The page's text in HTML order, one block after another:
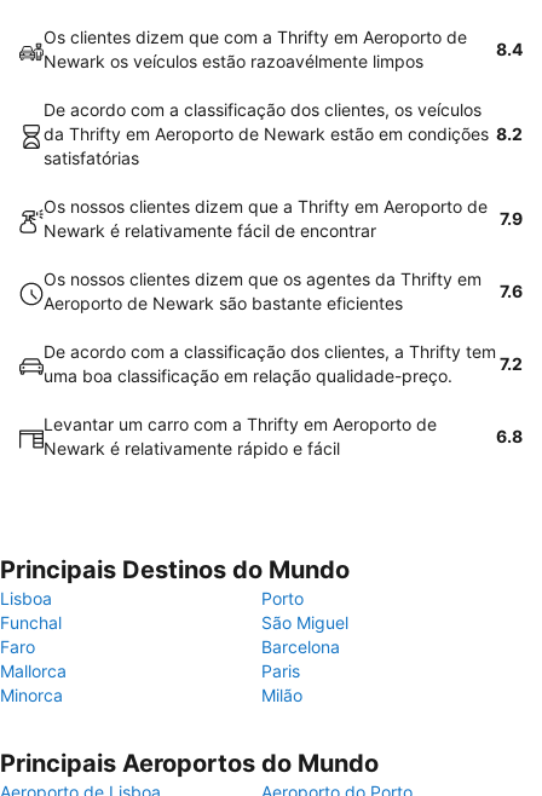
Os clientes dizem que com a Thrifty em Aeroporto de
Newark os veículos estão razoavélmente limpos
8.4
De acordo com a classificação dos clientes, os veículos
da Thrifty em Aeroporto de Newark estão em condições
satisfatórias
8.2
Os nossos clientes dizem que a Thrifty em Aeroporto de
Newark é relativamente fácil de encontrar
7.9
Os nossos clientes dizem que os agentes da Thrifty em
Aeroporto de Newark são bastante eficientes
7.6
De acordo com a classificação dos clientes, a Thrifty tem
uma boa classificação em relação qualidade-preço.
7.2
Levantar um carro com a Thrifty em Aeroporto de
Newark é relativamente rápido e fácil
6.8
Principais Destinos do Mundo
Lisboa
Porto
Funchal
São Miguel
Faro
Barcelona
Mallorca
Paris
Minorca
Milão
Principais Aeroportos do Mundo
Aeroporto de Lisboa Aeroporto do Porto